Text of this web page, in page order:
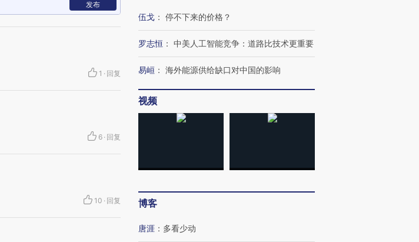
发布
1 · 回复
6 · 回复
10 · 回复
伍戈 ： 停不下来的价格？
罗志恒 ： 中美人工智能竞争：道路比技术更重要
易峘 ： 海外能源供给缺口对中国的影响
视频
博客
唐涯 ： 多看少动